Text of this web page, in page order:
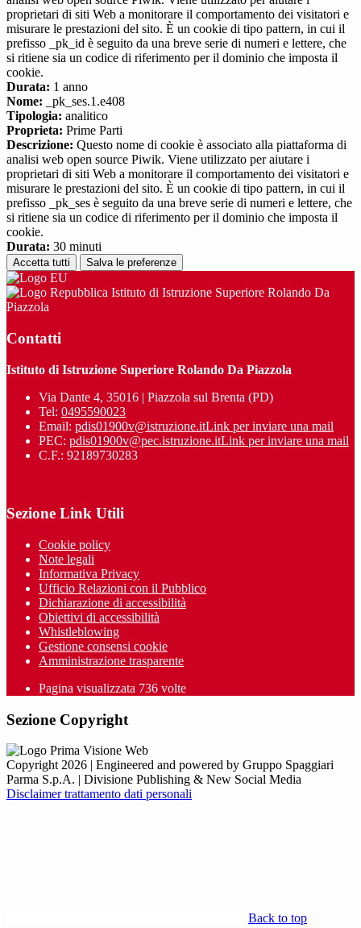
proprietari di siti Web a monitorare il comportamento dei visitatori e
misurare le prestazioni del sito. È un cookie di tipo pattern, in cui il
prefisso _pk_id è seguito da una breve serie di numeri e lettere, che
si ritiene sia un codice di riferimento per il dominio che imposta il
cookie.
Durata: 1 anno
Nome: _pk_ses.1.e408
Tipologia: analitico
Proprieta: Prime Parti
Descrizione: Questo nome di cookie è associato alla piattaforma di
analisi web open source Piwik. Viene utilizzato per aiutare i
proprietari di siti Web a monitorare il comportamento dei visitatori e
misurare le prestazioni del sito. È un cookie di tipo pattern, in cui il
prefisso _pk_ses è seguito da una breve serie di numeri e lettere, che
si ritiene sia un codice di riferimento per il dominio che imposta il
cookie.
Durata: 30 minuti
Accetta tutti Salva le preferenze
Istituto di Istruzione Superiore Rolando Da
Piazzola
Contatti
Istituto di Istruzione Superiore Rolando Da Piazzola
Via Dante 4, 35016 | Piazzola sul Brenta (PD)
Tel: 0495590023
Email: pdis01900v@istruzione.itLink per inviare una mail
PEC: pdis01900v@pec.istruzione.itLink per inviare una mail
C.F.: 92189730283
Sezione Link Utili
Cookie policy
Note legali
Informativa Privacy
Ufficio Relazioni con il Pubblico
Dichiarazione di accessibilità
Obiettivi di accessibilità
Whistleblowing
Gestione consensi cookie
Amministrazione trasparente
Pagina visualizzata 736 volte
Sezione Copyright
Copyright 2026 | Engineered and powered by Gruppo Spaggiari
Parma S.p.A. | Divisione Publishing & New Social Media
Disclaimer trattamento dati personali
Back to top